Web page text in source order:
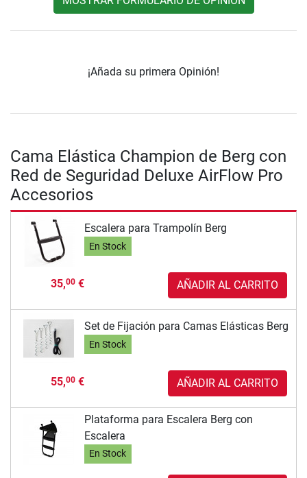
¡Añada su primera Opinión!
Cama Elástica Champion de Berg con
Red de Seguridad Deluxe AirFlow Pro
Accesorios
Escalera para Trampolín Berg
En Stock
35,00€ AÑADIR AL CARRITO
Set de Fijación para Camas Elásticas Berg
En Stock
55,00€ AÑADIR AL CARRITO
Plataforma para Escalera Berg con
Escalera
En Stock